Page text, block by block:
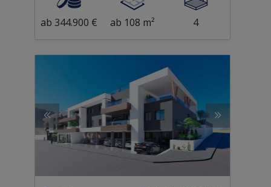
ab 344.900 € ab 108 m² 4